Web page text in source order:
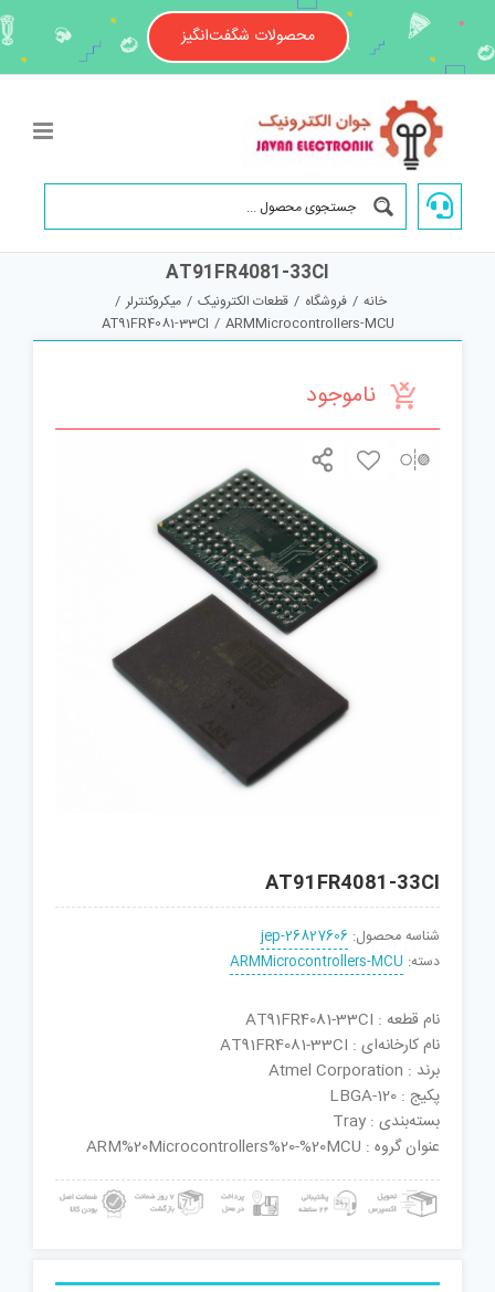
content
محصولات شگفت‌انگیز
AT91FR4081-33CI
خانه / فروشگاه / قطعات الکترونیک / میکروکنترلر /
ARMMicrocontrollers-MCU
/
AT91FR4081-33CI
ناموجود
AT91FR4081-33CI
شناسه محصول: jep-26827606
دسته: ARMMicrocontrollers-MCU
نام قطعه : AT91FR4081-33CI
نام کارخانه‌ای : AT91FR4081-33CI
برند : Atmel Corporation
پکیج : LBGA-120
بسته‌بندی : Tray
عنوان گروه : ARM%20Microcontrollers%20-%20MCU